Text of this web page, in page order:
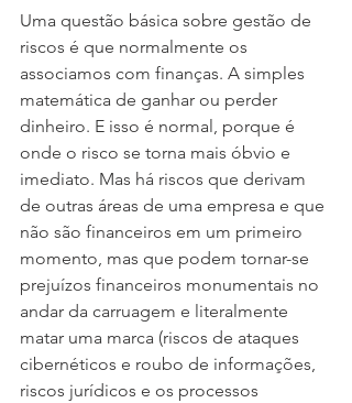
Uma questão básica sobre gestão de
riscos é que normalmente os
associamos com finanças. A simples
matemática de ganhar ou perder
dinheiro. E isso é normal, porque é
onde o risco se torna mais óbvio e
imediato. Mas há riscos que derivam
de outras áreas de uma empresa e que
não são financeiros em um primeiro
momento, mas que podem tornar-se
prejuízos financeiros monumentais no
andar da carruagem e literalmente
matar uma marca (riscos de ataques
cibernéticos e roubo de informações,
riscos jurídicos e os processos